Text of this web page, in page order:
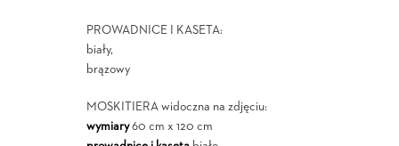
PROWADNICE I KASETA:
biały,
brązowy
MOSKITIERA widoczna na zdjęciu:
wymiary60 cm x 120 cm